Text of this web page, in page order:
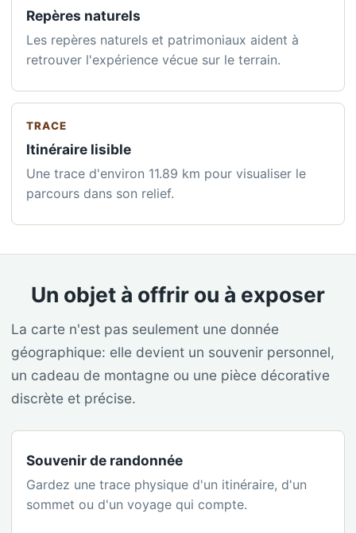
Repères naturels
Les repères naturels et patrimoniaux aident à
retrouver l'expérience vécue sur le terrain.
TRACE
Itinéraire lisible
Une trace d'environ 11.89 km pour visualiser le
parcours dans son relief.
Un objet à offrir ou à exposer
La carte n'est pas seulement une donnée
géographique: elle devient un souvenir personnel,
un cadeau de montagne ou une pièce décorative
discrète et précise.
Souvenir de randonnée
Gardez une trace physique d'un itinéraire, d'un
sommet ou d'un voyage qui compte.